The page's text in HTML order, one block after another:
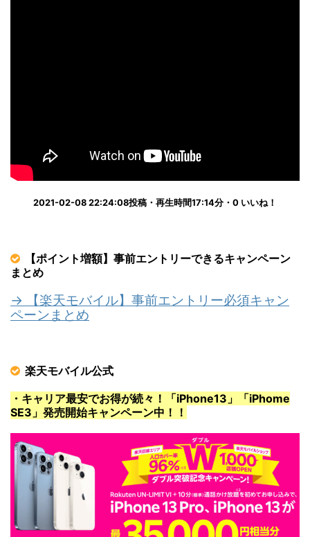
2021-02-08 22:24:08投稿・再生時間17:14分・0 いいね！
【ポイント増額】事前エントリーできるキャンペーン
まとめ
→ 【楽天モバイル】事前エントリー必須キャン
ペーンまとめ
楽天モバイル公式
・キャリア最安でお得が続々！「iPhone13」「iPhome
SE3」発売開始キャンペーン中！！